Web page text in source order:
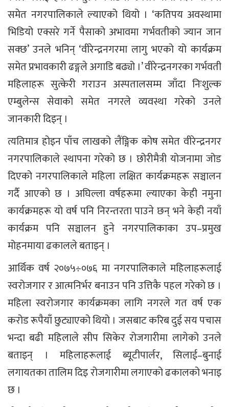
समेत नगरपालिकाले ल्याएको थियो । ‘कतिपय अवस्थामा
भिडियो एक्सरे गर्ने पैसाको अभावमा गर्भवतीको ज्यान जान
सक्छ’ उनले भनिन् ‘वीरेन्द्रनगरमा लागु भएको यो कार्यक्रम
समेत प्रभावकारी ढङ्गले अगाडि बढ्यो ।’ वीरेन्द्रनगरका गर्भवती
महिलाहरू सुत्केरी गराउन अस्पतालसम्म जाँदा निःशुल्क
एम्बुलेन्स सेवाको समेत नगरले व्यवस्था गरेको उनले
जानकारी दिइन् ।
त्यतिमात्र होइन पाँच लाखको लैंङ्गिक कोष समेत वीरेन्द्रनगर
नगरपालिकाले स्थापना गरेको छ । छोरीमैत्री योजनामा जोड
दिएको नगरपालिकाले महिला लक्षित कार्यक्रमहरू सञ्चालन
गर्दै आएको छ । अघिल्ला वर्षहरूमा ल्याएका केही नमुना
कार्यक्रमहरू यो वर्ष पनि निरन्तरता पाउने छन् भने केही नयाँ
कार्यक्रम पनि सञ्चालन हुने नगरपालिकाका उप–प्रमुख
मोहनमाया ढकालले बताइन् ।
आर्थिक वर्ष २०७५÷०७६ मा नगरपालिकाले महिलाहरूलाई
स्वरोजगार र आत्मनिर्भर बनाउन पनि उत्तिकै पहल गरेको छ ।
महिला स्वरोजगार कार्यक्रमका लागि नगरले गत वर्ष एक
करोड रूपैयाँ छुट्याएको थियो । जसबाट करिब दुई सय पचास
भन्दा बढी महिलाले सीप सिकेर रोजगारीमा लागेको उनले
बताइन् । महिलाहरूलाई ब्यूटीपार्लर, सिलाई–बुनाई
लगायतका तालिम दिइ रोजगारीमा लगाएको ढकालको भनाइ
छ ।